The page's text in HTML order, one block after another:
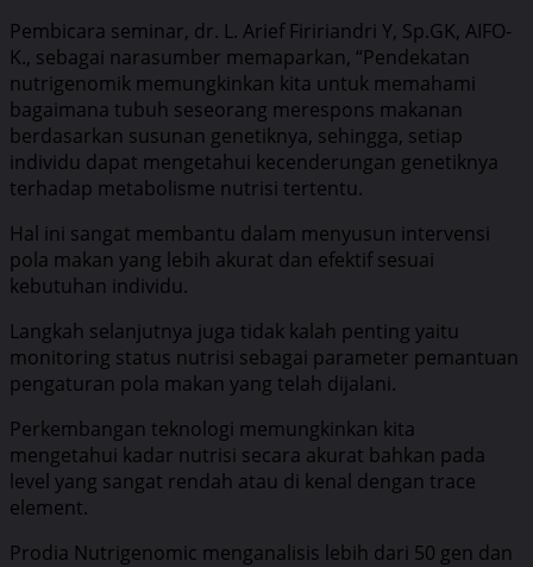
Pembicara seminar, dr. L. Arief Fiririandri Y, Sp.GK, AIFO-
K., sebagai narasumber memaparkan, “Pendekatan
nutrigenomik memungkinkan kita untuk memahami
bagaimana tubuh seseorang merespons makanan
berdasarkan susunan genetiknya, sehingga, setiap
individu dapat mengetahui kecenderungan genetiknya
terhadap metabolisme nutrisi tertentu.
Hal ini sangat membantu dalam menyusun intervensi
pola makan yang lebih akurat dan efektif sesuai
kebutuhan individu.
Langkah selanjutnya juga tidak kalah penting yaitu
monitoring status nutrisi sebagai parameter pemantuan
pengaturan pola makan yang telah dijalani.
Perkembangan teknologi memungkinkan kita
mengetahui kadar nutrisi secara akurat bahkan pada
level yang sangat rendah atau di kenal dengan trace
element.
Prodia Nutrigenomic menganalisis lebih dari 50 gen dan